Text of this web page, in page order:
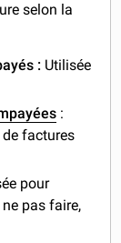
selon la
: Utilisée
:
factures
pour
pas faire,